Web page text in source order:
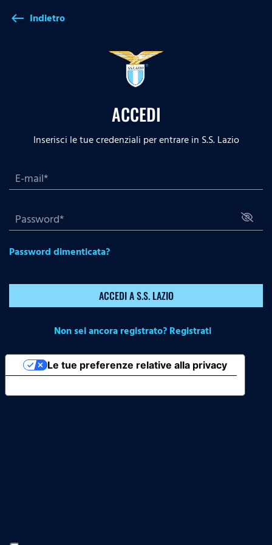
west Indietro
ACCEDI
Inserisci le tue credenziali per entrare in S.S. Lazio
Password dimenticata?
ACCEDI A S.S. LAZIO
Non sei ancora registrato? Registrati
Le tue preferenze relative alla privacy